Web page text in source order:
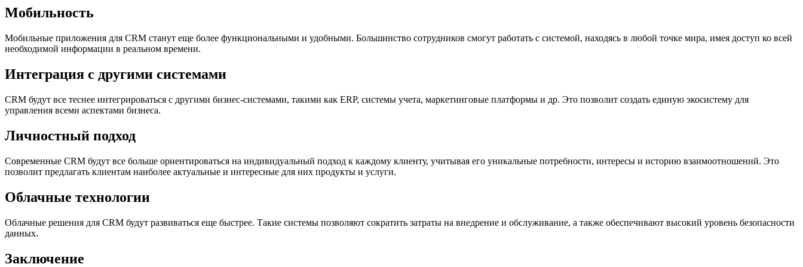
Мобильность
Мобильные приложения для CRM станут еще более функциональными и удобными. Большинство сотрудников смогут работать с системой, находясь в любой точке мира, имея доступ ко всей
необходимой информации в реальном времени.
Интеграция с другими системами
CRM будут все теснее интегрироваться с другими бизнес-системами, такими как ERP, системы учета, маркетинговые платформы и др. Это позволит создать единую экосистему для
управления всеми аспектами бизнеса.
Личностный подход
Современные CRM будут все больше ориентироваться на индивидуальный подход к каждому клиенту, учитывая его уникальные потребности, интересы и историю взаимоотношений. Это
позволит предлагать клиентам наиболее актуальные и интересные для них продукты и услуги.
Облачные технологии
Облачные решения для CRM будут развиваться еще быстрее. Такие системы позволяют сократить затраты на внедрение и обслуживание, а также обеспечивают высокий уровень безопасности
данных.
Заключение